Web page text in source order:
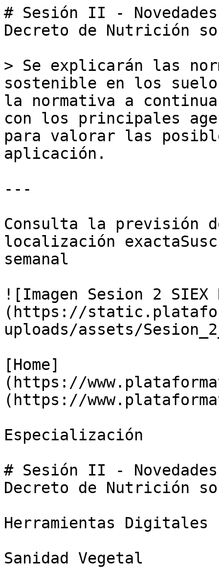
# Sesión II -
Decreto de Nutrición
> Se explicarán las
sostenible en los
la normativa a
con los principales
para valorar las
aplicación.
---
Consulta la previsión
localización
semanal
![Imagen Sesion 2 SIEX
(https://
uploads/assets/
[Home]
(https://
(https://
Especialización
# Sesión II -
Decreto de Nutrición
Herramientas Digitales
Sanidad Vegetal